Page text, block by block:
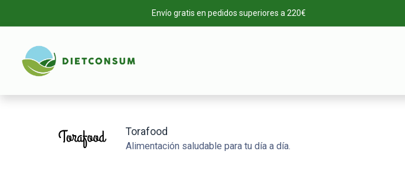
Envío gratis en pedidos superiores a 220€
Torafood
Alimentación saludable para tu día a día.